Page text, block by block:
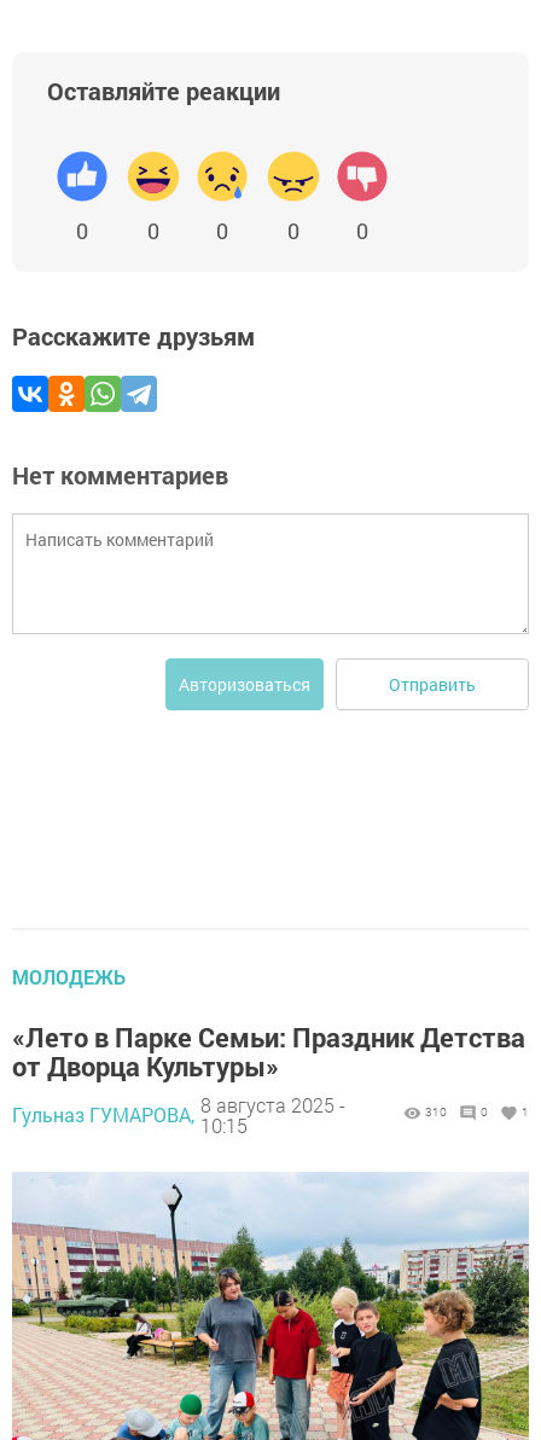
Оставляйте реакции
0 0 0 0 0
Расскажите друзьям
Нет комментариев
Авторизоваться Отправить
МОЛОДЕЖЬ
«Лето в Парке Семьи: Праздник Детства
от Дворца Культуры»
Гульназ ГУМАРОВА, 8 августа 2025 -
10:15
310 0 1